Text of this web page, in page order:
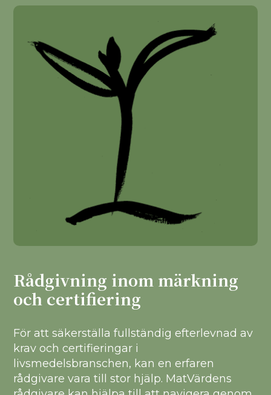
Rådgivning inom märkning
och certifiering
För att säkerställa fullständig efterlevnad av
krav och certifieringar i
livsmedelsbranschen, kan en erfaren
rådgivare vara till stor hjälp. MatVärdens